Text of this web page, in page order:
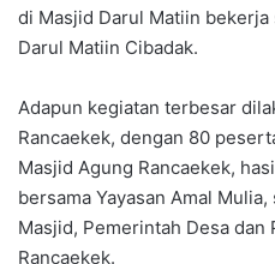
di Masjid Darul Matiin bekerja
Darul Matiin Cibadak.
Adapun kegiatan terbesar
Rancaekek, dengan 80
Masjid Agung Rancaekek,
bersama Yayasan Amal
Masjid, Pemerintah Desa dan
Rancaekek.